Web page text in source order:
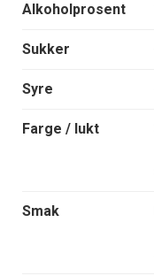
Alkoholprosent
Sukker
Syre
Farge / lukt
Smak